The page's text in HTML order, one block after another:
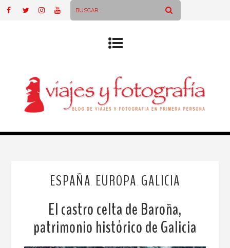
ESPAÑA EUROPA GALICIA
El castro celta de Baroña,
patrimonio histórico de Galicia